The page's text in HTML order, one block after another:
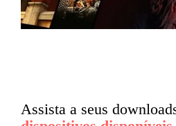
Assista a seus